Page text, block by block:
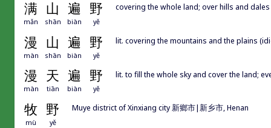
满 山 遍 野
mǎn shān biàn yě
covering the whole land; over hills and dales
漫 山 遍 野
màn shān biàn yě
lit. covering the mountains and the plains
漫 天 遍 野
màn tiān biàn yě
lit. to fill the whole sky and cover the land;
牧 野
mù yě
Muye district of Xinxiang city 新鄉市|新乡市, Henan